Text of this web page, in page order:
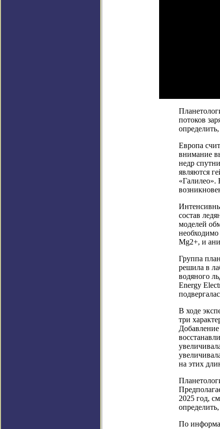
потоков
Европа
внимание
недр
являются
«Галилео».
состав
моделей
Mg2+, и
Группа
решила в
водяного
Energy
В ходе
три
на этих
2025 год,
По